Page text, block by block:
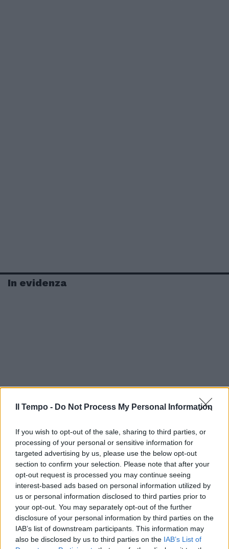
Il Tempo - Do Not Process My Personal Information
If you wish to opt-out of the sale, sharing to third parties, or
processing of your personal or sensitive information for
targeted advertising by us, please use the below opt-out
section to confirm your selection. Please note that after your
opt-out request is processed you may continue seeing
interest-based ads based on personal information utilized by
us or personal information disclosed to third parties prior to
your opt-out. You may separately opt-out of the further
disclosure of your personal information by third parties on the
IAB’s list of downstream participants. This information may
also be disclosed by us to third parties on the IAB’s List of
In evidenza